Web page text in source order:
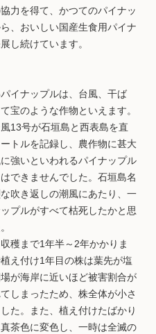
力を得て、かつてのパイナッ
、おいしい国産生食用パイナ
し続けています。
イナップルは、台風、干ば
宝のような作物といえます。
13号が石垣島と西表島を直
トルを記録し、農作物に甚大
強いといわれるパイナップル
できませんでした。石垣島名
吹き返しの潮風にあたり、一
プルがすべて枯死したかと思
穫まで1年半～2年かかりま
え付け1年目の株は葉先が塩
が海岸に近いほど被害割合が
しまったため、株全体が小さ
た。また、植え付けたばかり
茶色に変色し、一時は全滅の